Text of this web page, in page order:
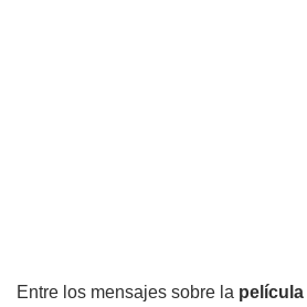
Entre los mensajes sobre la película